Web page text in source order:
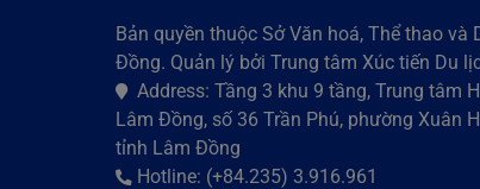
Bản quyền thuộc Sở Văn hoá, Thể thao và
Đồng. Quản lý bởi Trung tâm Xúc tiến Du
Address: Tầng 3 khu 9 tầng, Trung tâm
Lâm Đồng, số 36 Trần Phú, phường Xuân
tỉnh Lâm Đồng
Hotline: (+84.235) 3.916.961